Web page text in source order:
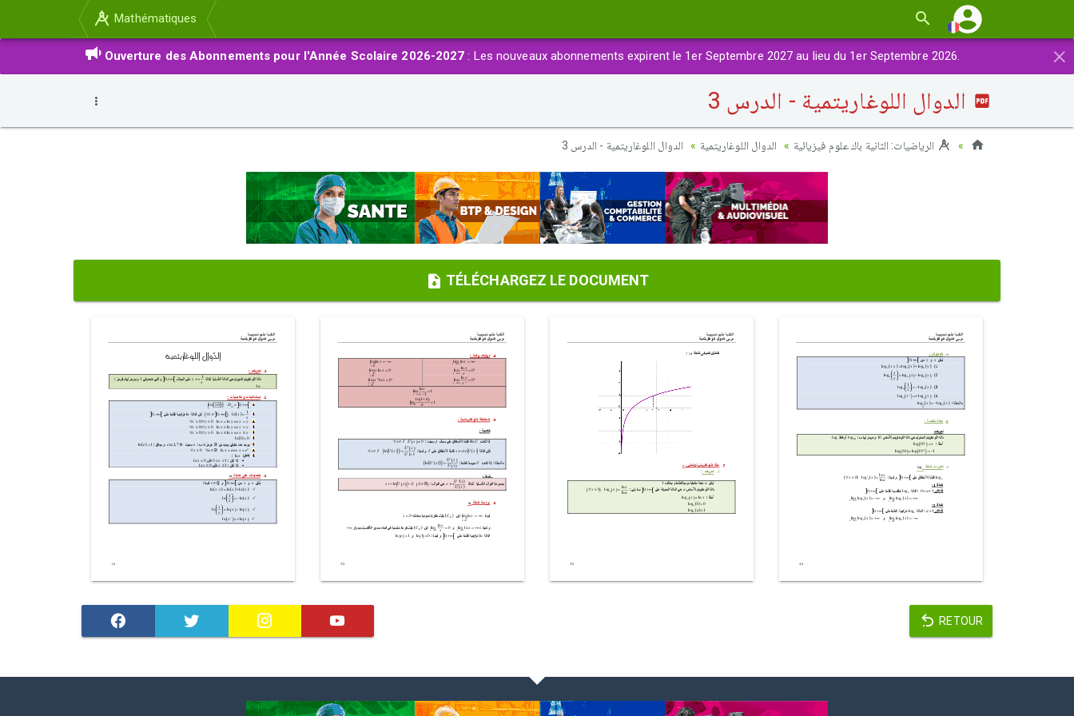
Mathématiques
×
Ouverture des Abonnements pour l'Année Scolaire 2026-2027 : Les nouveaux abonnements expirent le 1er Septembre 2027 au lieu du 1er Septembre 2026.
الدوال اللوغاريتمية - الدرس 3
الرياضيات: الثانية باك علوم فيزيائية الدوال اللوغاريتمية الدوال اللوغاريتمية - الدرس 3
TÉLÉCHARGEZ LE DOCUMENT
RETOUR